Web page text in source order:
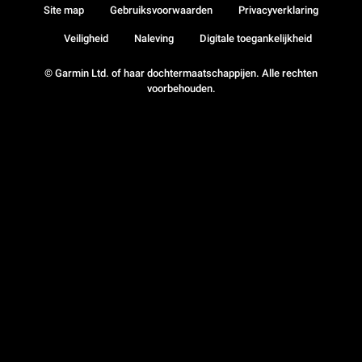
© Garmin Ltd. of haar dochtermaatschappijen. Alle rechten
voorbehouden.
Site map Gebruiksvoorwaarden Privacyverklaring
Veiligheid Naleving Digitale toegankelijkheid